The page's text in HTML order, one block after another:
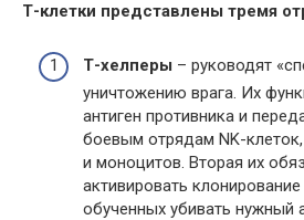
Т-клетки представлены тремя
Т-хелперы – руководят
уничтожению врага. Их
антиген противника и
боевым отрядам NK-
и моноцитов. Вторая их
активировать
обученных убивать нужный